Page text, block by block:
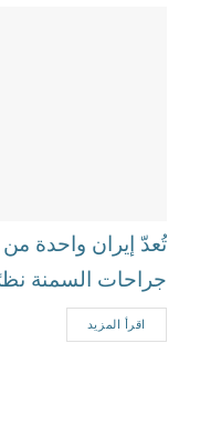
تُعدّ إيران واحدة
جراحات السمنة
الجرّاحين، وتكاليف
اقرأ المزيد